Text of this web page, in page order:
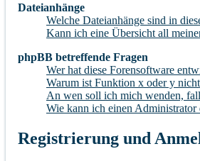
Dateianhänge
Welche Dateianhänge sind in
Kann ich eine Übersicht all
phpBB betreffende Fragen
Wer hat diese Forensoftware
Warum ist Funktion x oder y
An wen soll ich mich wenden,
Wie kann ich einen Administrator
Registrierung und